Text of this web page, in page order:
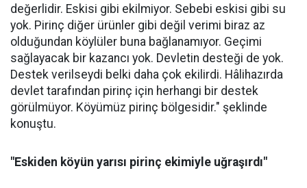
değerlidir. Eskisi gibi ekilmiyor. Sebebi eskisi gibi su
yok. Pirinç diğer ürünler gibi değil verimi biraz az
olduğundan köylüler buna bağlanamıyor. Geçimi
sağlayacak bir kazancı yok. Devletin desteği de yok.
Destek verilseydi belki daha çok ekilirdi. Hâlihazırda
devlet tarafından pirinç için herhangi bir destek
görülmüyor. Köyümüz pirinç bölgesidir." şeklinde
konuştu.
"Eskiden köyün yarısı pirinç ekimiyle uğraşırdı"